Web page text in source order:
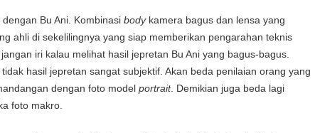
Bu Ani. Kombinasi bodykamera bagus dan lensa yang
ahli di sekelilingnya yang siap memberikan pengarahan teknis
iri kalau melihat hasil jepretan Bu Ani yang bagus-bagus.
hasil jepretan sangat subjektif. Akan beda penilaian orang yang
dengan foto model portrait. Demikian juga beda lagi
foto makro.